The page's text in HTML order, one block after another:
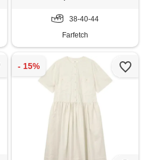
38-40-44
Farfetch